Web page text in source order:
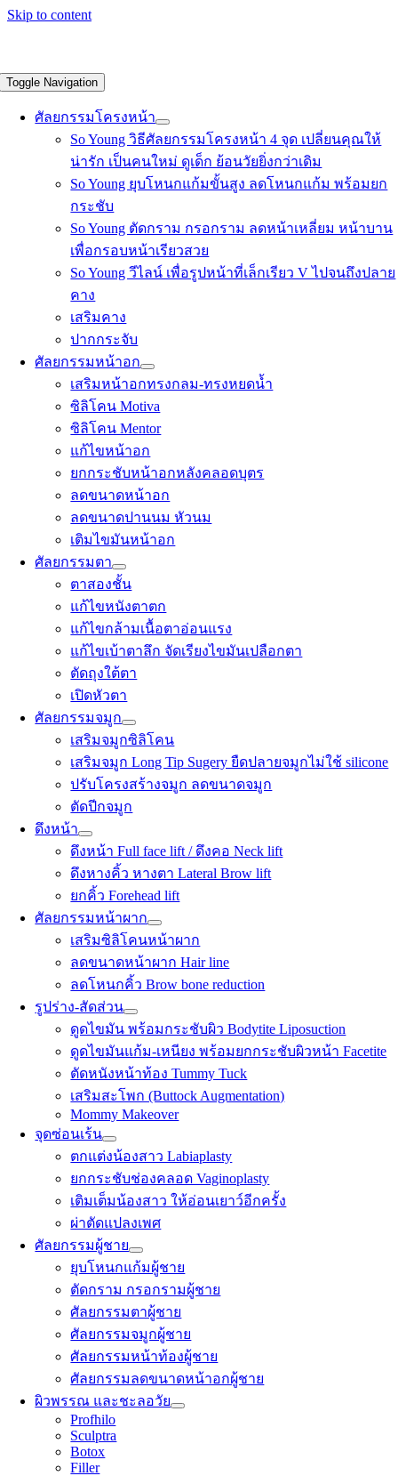
Skip to content
Toggle Navigation
ศัลยกรรมโครงหน้า
So Young วิธีศัลยกรรมโครงหน้า 4 จุด เปลี่ยนคุณให้
น่ารัก เป็นคนใหม่ ดูเด็ก ย้อนวัยยิ่งกว่าเดิม
So Young ยุบโหนกแก้มขั้นสูง ลดโหนกแก้ม พร้อมยก
กระชับ
So Young ตัดกราม กรอกราม ลดหน้าเหลี่ยม หน้าบาน
เพื่อกรอบหน้าเรียวสวย
So Young วีไลน์ เพื่อรูปหน้าที่เล็กเรียว V ไปจนถึงปลาย
คาง
เสริมคาง
ปากกระจับ
ศัลยกรรมหน้าอก
เสริมหน้าอกทรงกลม-ทรงหยดน้ำ
ซิลิโคน Motiva
ซิลิโคน Mentor
แก้ไขหน้าอก
ยกกระชับหน้าอกหลังคลอดบุตร
ลดขนาดหน้าอก
ลดขนาดปานนม หัวนม
เติมไขมันหน้าอก
ศัลยกรรมตา
ตาสองชั้น
แก้ไขหนังตาตก
แก้ไขกล้ามเนื้อตาอ่อนแรง
แก้ไขเบ้าตาลึก จัดเรียงไขมันเปลือกตา
ตัดถุงใต้ตา
เปิดหัวตา
ศัลยกรรมจมูก
เสริมจมูกซิลิโคน
เสริมจมูก Long Tip Sugery ยืดปลายจมูกไม่ใช้ silicone
ปรับโครงสร้างจมูก ลดขนาดจมูก
ตัดปีกจมูก
ดึงหน้า
ดึงหน้า Full face lift / ดึงคอ Neck lift
ดึงหางคิ้ว หางตา Lateral Brow lift
ยกคิ้ว Forehead lift
ศัลยกรรมหน้าผาก
เสริมซิลิโคนหน้าผาก
ลดขนาดหน้าผาก Hair line
ลดโหนกคิ้ว Brow bone reduction
รูปร่าง-สัดส่วน
ดูดไขมัน พร้อมกระชับผิว Bodytite Liposuction
ดูดไขมันแก้ม-เหนียง พร้อมยกกระชับผิวหน้า Facetite
ตัดหนังหน้าท้อง Tummy Tuck
เสริมสะโพก (Buttock Augmentation)
Mommy Makeover
จุดซ่อนเร้น
ตกแต่งน้องสาว Labiaplasty
ยกกระชับช่องคลอด Vaginoplasty
เติมเต็มน้องสาว ให้อ่อนเยาว์อีกครั้ง
ผ่าตัดแปลงเพศ
ศัลยกรรมผู้ชาย
ยุบโหนกแก้มผู้ชาย
ตัดกราม กรอกรามผู้ชาย
ศัลยกรรมตาผู้ชาย
ศัลยกรรมจมูกผู้ชาย
ศัลยกรรมหน้าท้องผู้ชาย
ศัลยกรรมลดขนาดหน้าอกผู้ชาย
ผิวพรรณ และชะลอวัย
Profhilo
Sculptra
Botox
Filler